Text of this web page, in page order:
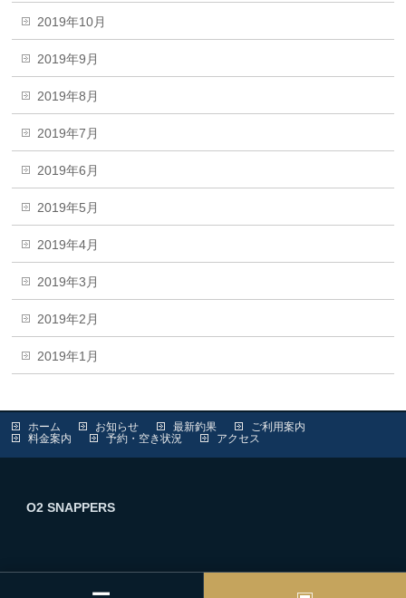
2019年10月
2019年9月
2019年8月
2019年7月
2019年6月
2019年5月
2019年4月
2019年3月
2019年2月
2019年1月
ホーム お知らせ 最新釣果
ご利用案内
料金案内
予約・空き状況 アクセス
O2 SNAPPERS